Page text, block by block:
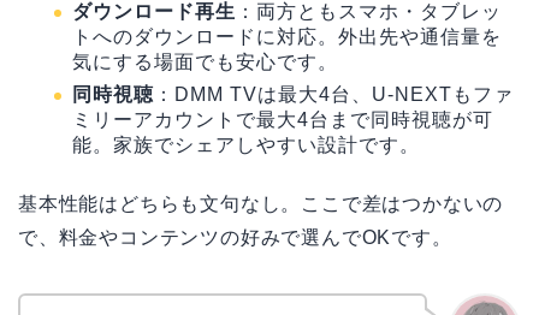
ダウンロード再生 ：両方ともスマホ・タブレッ
トへのダウンロードに対応。外出先や通信量を
気にする場面でも安心です。
同時視聴 ：DMM TVは最大4台、U-NEXTもファ
ミリーアカウントで最大4台まで同時視聴が可
能。家族でシェアしやすい設計です。
基本性能はどちらも文句なし。ここで差はつかないの
で、料金やコンテンツの好みで選んでOKです。